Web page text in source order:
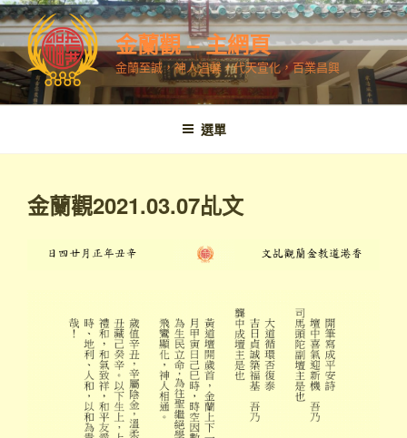
跳
至
內
容
金蘭觀 – 主網頁
金蘭至誠，神人溫馨，代天宣化，百業昌興
選單
金蘭觀2021.03.07乩文